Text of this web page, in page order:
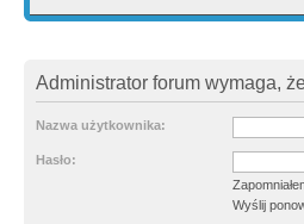
Administrator forum wymaga,
Nazwa użytkownika:
Hasło:
Wyślij